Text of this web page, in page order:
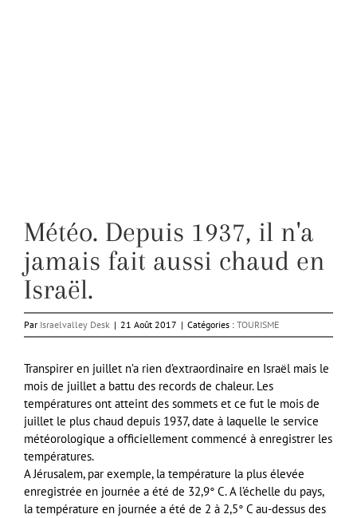
Météo. Depuis 1937, il n'a
jamais fait aussi chaud en
Israël.
Par Israelvalley Desk | 21 Août 2017 | Catégories : TOURISME
Transpirer en juillet n’a rien d’extraordinaire en Israël mais le
mois de juillet a battu des records de chaleur. Les
températures ont atteint des sommets et ce fut le mois de
juillet le plus chaud depuis 1937, date à laquelle le service
météorologique a officiellement commencé à enregistrer les
températures.
A Jérusalem, par exemple, la température la plus élevée
enregistrée en journée a été de 32,9° C. A l’échelle du pays,
la température en journée a été de 2 à 2,5° C au-dessus des